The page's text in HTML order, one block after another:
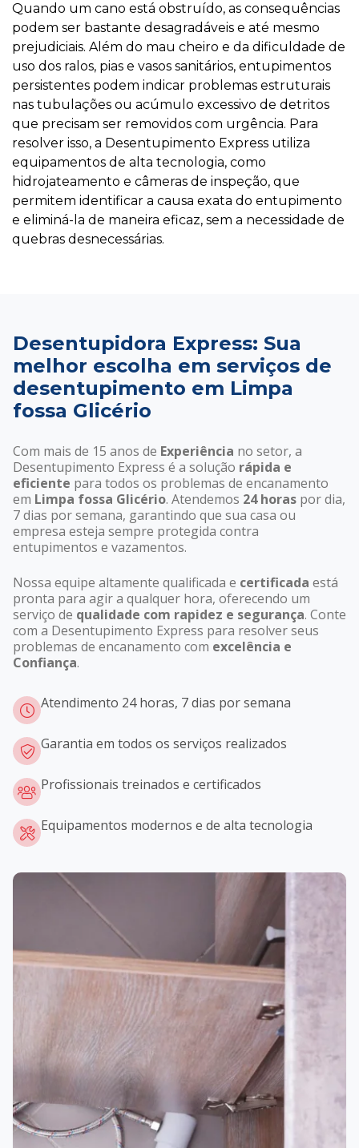
Quando um cano está obstruído, as consequências
podem ser bastante desagradáveis e até mesmo
prejudiciais. Além do mau cheiro e da dificuldade de
uso dos ralos, pias e vasos sanitários, entupimentos
persistentes podem indicar problemas estruturais
nas tubulações ou acúmulo excessivo de detritos
que precisam ser removidos com urgência. Para
resolver isso, a Desentupimento Express utiliza
equipamentos de alta tecnologia, como
hidrojateamento e câmeras de inspeção, que
permitem identificar a causa exata do entupimento
e eliminá-la de maneira eficaz, sem a necessidade de
quebras desnecessárias.
Desentupidora Express: Sua
melhor escolha em serviços de
desentupimento em Limpa
fossa Glicério
Com mais de 15 anos de Experiência no setor, a
Desentupimento Express é a solução rápida e
eficiente para todos os problemas de encanamento
em Limpa fossa Glicério. Atendemos 24 horas por dia,
7 dias por semana, garantindo que sua casa ou
empresa esteja sempre protegida contra
entupimentos e vazamentos.
Nossa equipe altamente qualificada e certificada está
pronta para agir a qualquer hora, oferecendo um
serviço de qualidade com rapidez e segurança. Conte
com a Desentupimento Express para resolver seus
problemas de encanamento com excelência e
Confiança.
Atendimento 24 horas, 7 dias por semana
Garantia em todos os serviços realizados
Profissionais treinados e certificados
Equipamentos modernos e de alta tecnologia